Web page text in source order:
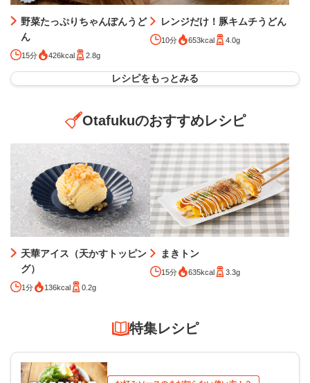
野菜たっぷりちゃんぽんうど
ん
15分 426kcal 2.8g
レンジだけ！豚キムチうどん
10分 653kcal 4.0g
レシピをもっとみる
Otafukuのおすすめレシピ
天華アイス（天かすトッピン
グ）
1分 136kcal 0.2g
まきトン
15分 635kcal 3.3g
特集レシピ